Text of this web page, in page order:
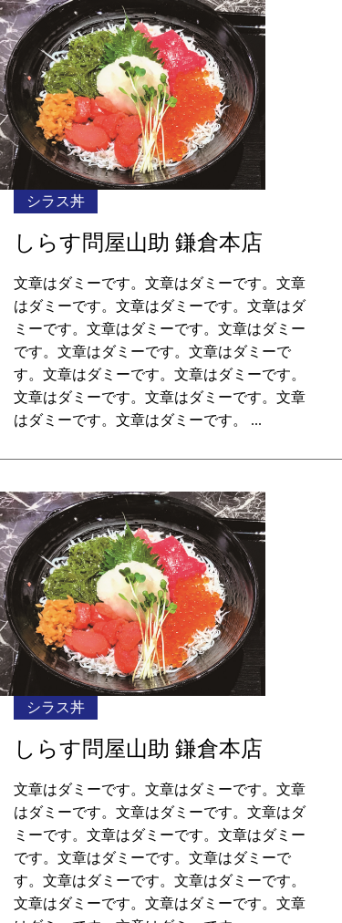
シラス丼
しらす問屋山助 鎌倉本店
文章はダミーです。文章はダミーです。文章
はダミーです。文章はダミーです。文章はダ
ミーです。文章はダミーです。文章はダミー
です。文章はダミーです。文章はダミーで
す。文章はダミーです。文章はダミーです。
文章はダミーです。文章はダミーです。文章
はダミーです。文章はダミーです。 ...
シラス丼
しらす問屋山助 鎌倉本店
文章はダミーです。文章はダミーです。文章
はダミーです。文章はダミーです。文章はダ
ミーです。文章はダミーです。文章はダミー
です。文章はダミーです。文章はダミーで
す。文章はダミーです。文章はダミーです。
文章はダミーです。文章はダミーです。文章